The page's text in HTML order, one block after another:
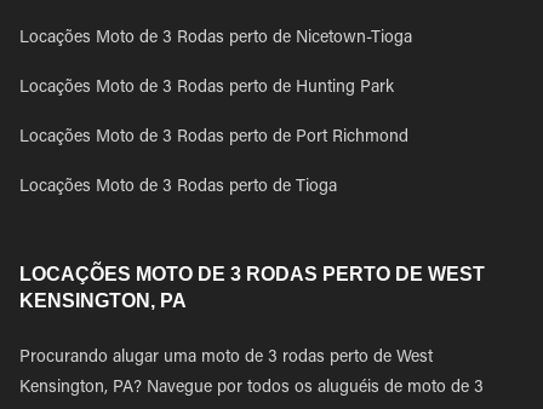
Locações Moto de 3 Rodas perto de Nicetown-Tioga
Locações Moto de 3 Rodas perto de Hunting Park
Locações Moto de 3 Rodas perto de Port Richmond
Locações Moto de 3 Rodas perto de Tioga
LOCAÇÕES MOTO DE 3 RODAS PERTO DE WEST
KENSINGTON, PA
Procurando alugar uma moto de 3 rodas perto de West
Kensington, PA? Navegue por todos os aluguéis de moto de 3